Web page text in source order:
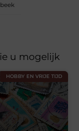
u mogelijk
HOBBY EN VRIJE TIJD